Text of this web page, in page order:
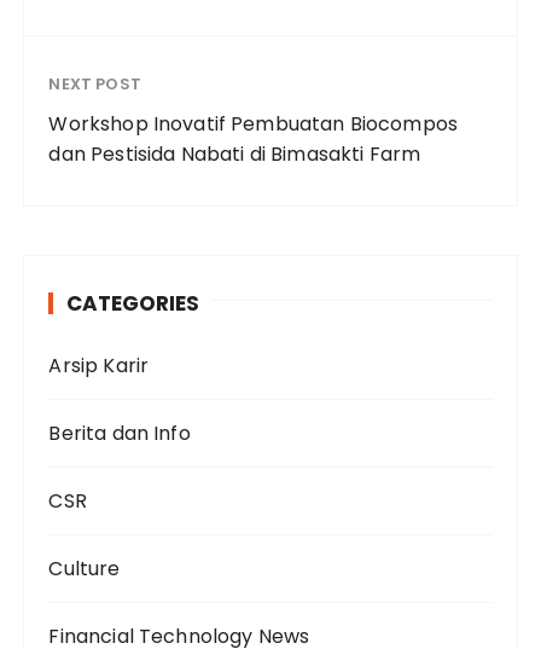
NEXT POST
Workshop Inovatif Pembuatan Biocompos
dan Pestisida Nabati di Bimasakti Farm
CATEGORIES
Arsip Karir
Berita dan Info
CSR
Culture
Financial Technology News